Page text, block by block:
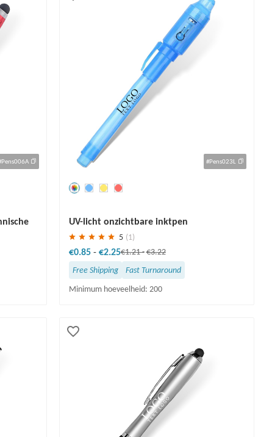
#Pens023L
UV-licht onzichtbare inktpen
5 (1)
€0.85 - €2.25€1.21-€3.22
Free Shipping
Fast Turnaround
Minimum hoeveelheid: 200